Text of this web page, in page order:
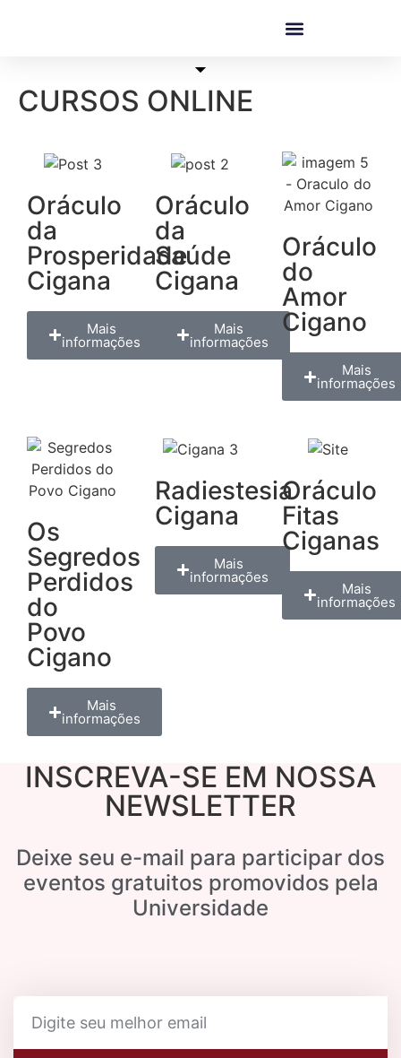
CURSOS ONLINE
Oráculo
da
Prosperidade
Cigana
Mais
informações
Oráculo
da
Saúde
Cigana
Mais
informações
Oráculo
do
Amor
Cigano
Mais
informações
Os
Segredos
Perdidos
do
Povo
Cigano
Mais
informações
Radiestesia
Cigana
Mais
informações
Oráculo
Fitas
Ciganas
Mais
informações
INSCREVA-SE EM NOSSA
NEWSLETTER
Deixe seu e-mail para participar dos
eventos gratuitos promovidos pela
Universidade